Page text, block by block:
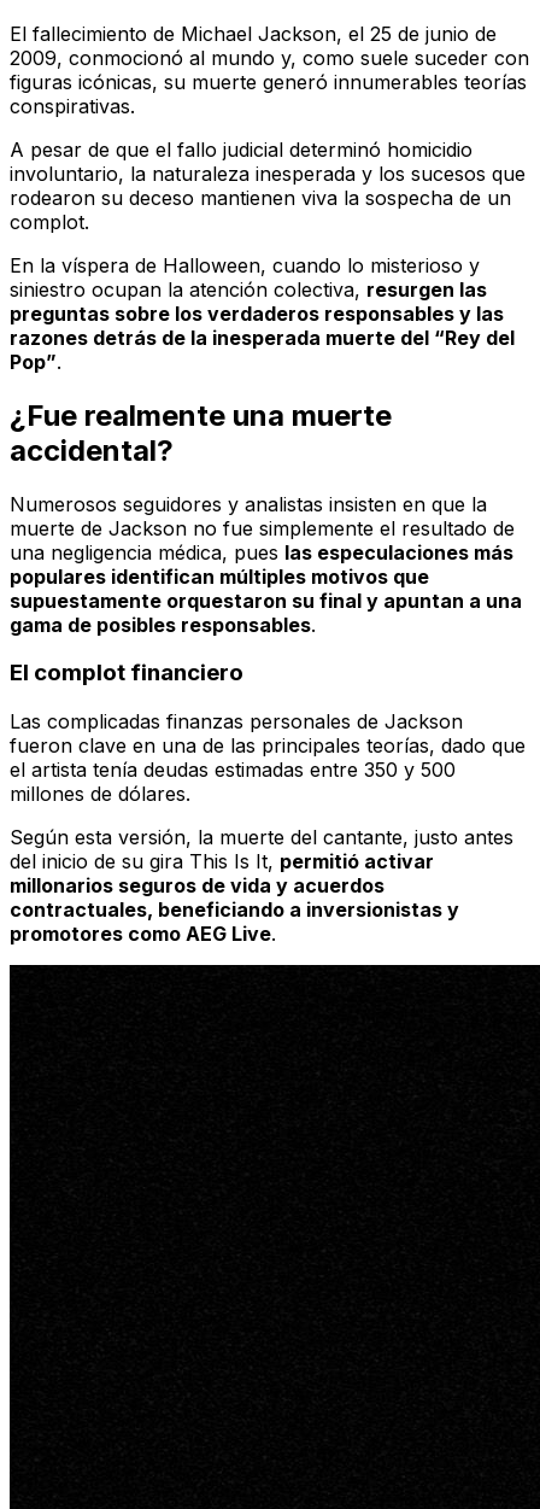
El fallecimiento de Michael Jackson, el 25 de junio de
2009, conmocionó al mundo y, como suele suceder con
figuras icónicas, su muerte generó innumerables teorías
conspirativas.
A pesar de que el fallo judicial determinó homicidio
involuntario, la naturaleza inesperada y los sucesos que
rodearon su deceso mantienen viva la sospecha de un
complot.
En la víspera de Halloween, cuando lo misterioso y
siniestro ocupan la atención colectiva, resurgen las
preguntas sobre los verdaderos responsables y las
razones detrás de la inesperada muerte del “Rey del
Pop”.
¿Fue realmente una muerte
accidental?
Numerosos seguidores y analistas insisten en que la
muerte de Jackson no fue simplemente el resultado de
una negligencia médica, pues las especulaciones más
populares identifican múltiples motivos que
supuestamente orquestaron su final y apuntan a una
gama de posibles responsables.
El complot financiero
Las complicadas finanzas personales de Jackson
fueron clave en una de las principales teorías, dado que
el artista tenía deudas estimadas entre 350 y 500
millones de dólares.
Según esta versión, la muerte del cantante, justo antes
del inicio de su gira This Is It, permitió activar
millonarios seguros de vida y acuerdos
contractuales, beneficiando a inversionistas y
promotores como AEG Live.